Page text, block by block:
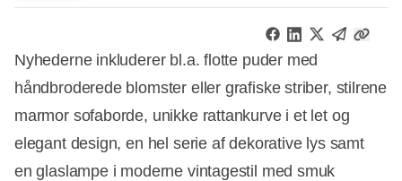
Nyhederne inkluderer bl.a. flotte puder med
håndbroderede blomster eller grafiske striber, stilrene
marmor sofaborde, unikke rattankurve i et let og
elegant design, en hel serie af dekorative lys samt
en glaslampe i moderne vintagestil med smuk